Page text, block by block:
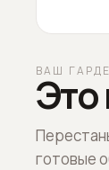
ВАШ
Это
готовые